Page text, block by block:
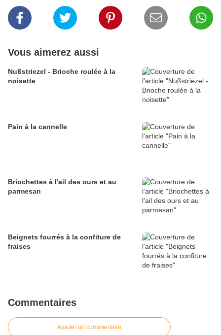
Vous aimerez aussi
Nußstriezel - Brioche roulée à la
noisette
Pain à la cannelle
Briochettes à l'ail des ours et au
parmesan
Beignets fourrés à la confiture de
fraises
Commentaires
Ajouter un commentaire